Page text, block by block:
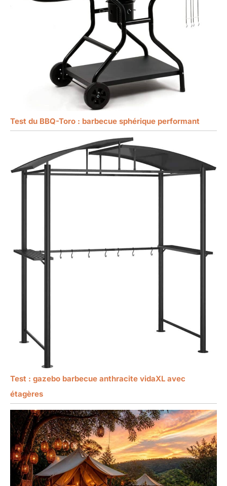
Test du BBQ-Toro : barbecue sphérique performant
Test : gazebo barbecue anthracite vidaXL avec
étagères